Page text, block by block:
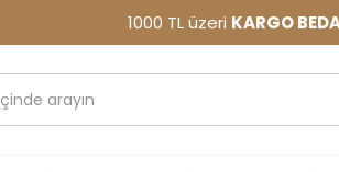
1000 TL üzeri KARGO